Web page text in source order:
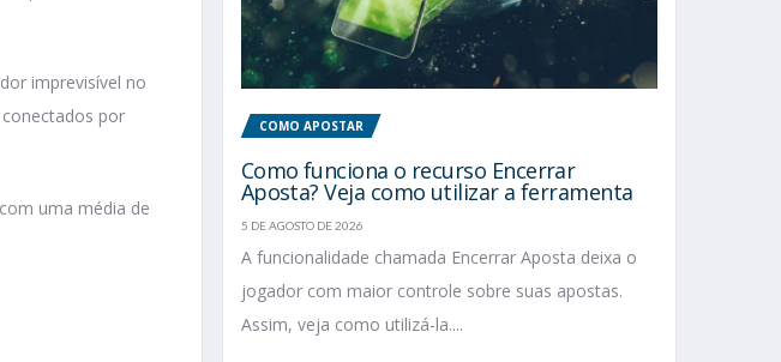
imprevisível no
por
uma média de
COMO APOSTAR
Como funciona o recurso Encerrar
Aposta? Veja como utilizar a ferramenta
5 DE AGOSTO DE 2026
A funcionalidade chamada Encerrar Aposta deixa o
jogador com maior controle sobre suas apostas.
Assim, veja como utilizá-la....